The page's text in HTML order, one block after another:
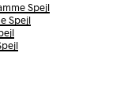
Spejl
Spejl